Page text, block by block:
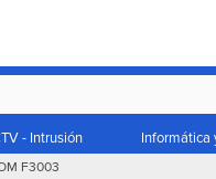
- Intrusión Informática
F3003